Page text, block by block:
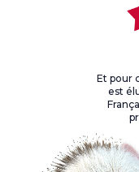
Et pour
est